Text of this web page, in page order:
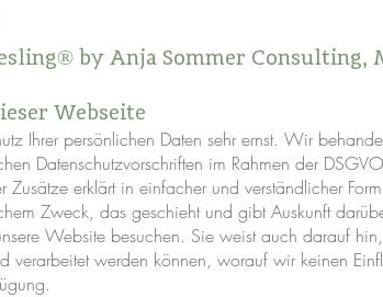
by Anja Sommer Consulting,
Webseite
Ihrer persönlichen Daten sehr ernst. Wir
Datenschutzvorschriften im Rahmen der
Zusätze erklärt in einfacher und verständlicher
Zweck, das geschieht und gibt Auskunft
Website besuchen. Sie weist auch darauf
werden können, worauf wir keinen